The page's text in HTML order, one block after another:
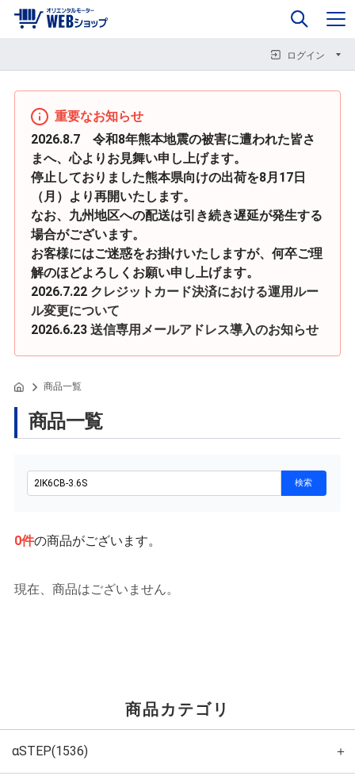
企業情報
ログイン
カート 0
重要なお知らせ
2026.8.7 令和8年熊本地震の被害に遭われた皆さ
まへ、心よりお見舞い申し上げます。
停止しておりました熊本県向けの出荷を8月17日
（月）より再開いたします。
なお、九州地区への配送は引き続き遅延が発生する
場合がございます。
お客様にはご迷惑をお掛けいたしますが、何卒ご理
解のほどよろしくお願い申し上げます。
2026.7.22 クレジットカード決済における運用ルー
ル変更について
2026.6.23 送信専用メールアドレス導入のお知らせ
商品一覧
商品一覧
0件の商品がございます。
現在、商品はございません。
商品カテゴリ
αSTEP(1536) ＋